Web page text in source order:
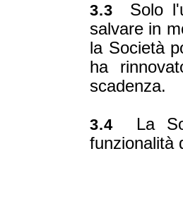
3.3 Solo
salvare in
la Società
ha
scadenza.
3.4 La
funzionalità